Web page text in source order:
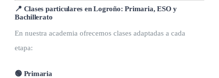
📍 Clases particulares en Logroño: Primaria, ESO y
Bachillerato
En nuestra academia ofrecemos clases adaptadas a cada
etapa:
🟢 Primaria